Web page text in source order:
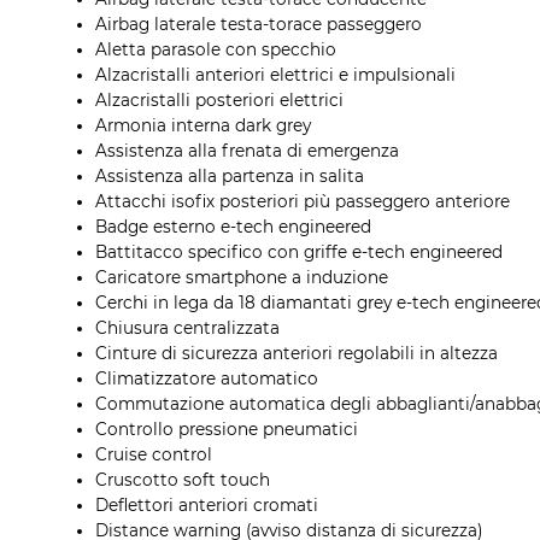
Airbag laterale testa-torace passeggero
Aletta parasole con specchio
Alzacristalli anteriori elettrici e impulsionali
Alzacristalli posteriori elettrici
Armonia interna dark grey
Assistenza alla frenata di emergenza
Assistenza alla partenza in salita
Attacchi isofix posteriori più passeggero anteriore
Badge esterno e-tech engineered
Battitacco specifico con griffe e-tech engineered
Caricatore smartphone a induzione
Cerchi in lega da 18 diamantati grey e-tech
Chiusura centralizzata
Cinture di sicurezza anteriori regolabili in altezza
Climatizzatore automatico
Commutazione automatica degli abbaglianti/
Controllo pressione pneumatici
Cruise control
Cruscotto soft touch
Deflettori anteriori cromati
Distance warning (avviso distanza di sicurezza)